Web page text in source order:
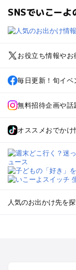
SNSでいこーよ
お役立ち情報や
毎日更新！旬イベ
無料招待企画や話
オススメおでかけ
人気のお出かけ先を